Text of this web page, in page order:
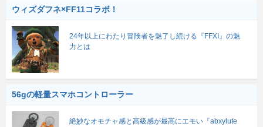
ウィズダフネ×FF11コラボ！
24年以上にわたり冒険者を魅了し続ける『FFXI』の魅
力とは
56gの軽量スマホコントローラー
絶妙なオモチャ感と高級感が最高にエモい『abxylute